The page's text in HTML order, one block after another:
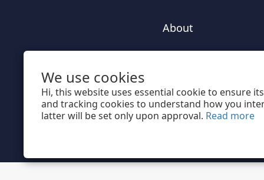
We use cookies
Hi, this website uses essential cookie to ensure
and tracking cookies to understand how you
latter will be set only upon approval. Read more
About
Our Team